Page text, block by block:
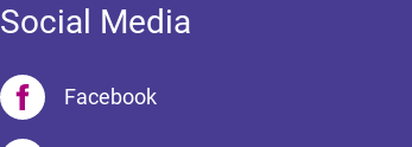
Social Media
Facebook